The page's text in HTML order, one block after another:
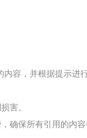
容，并根据提示进行
害。
确保所有引用的内